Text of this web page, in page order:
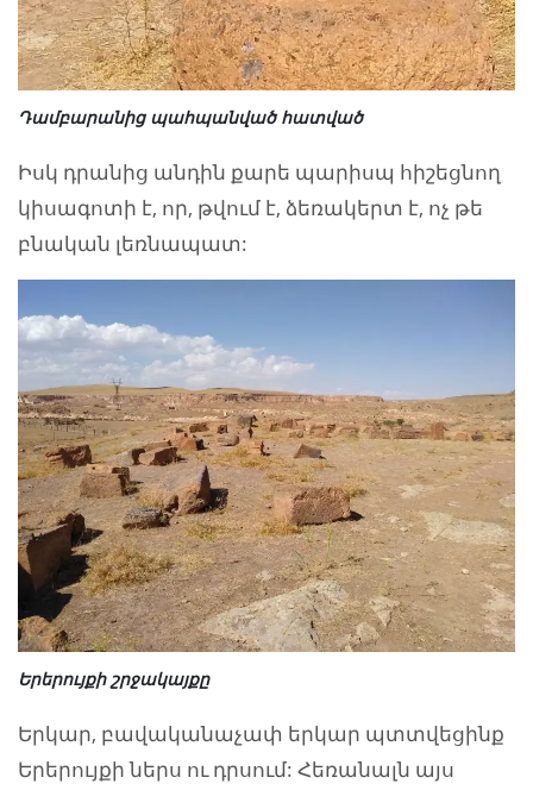
Դամբարանից պահպանված հատված
Իսկ դրանից անդին քարե պարիսպ հիշեցնող
կիսագոտի է, որ, թվում է, ձեռակերտ է, ոչ թե
բնական լեռնապատ:
Երերույքի շրջակայքը
Երկար, բավականաչափ երկար պտտվեցինք
Երերույքի ներս ու դրսում: Հեռանալն այս